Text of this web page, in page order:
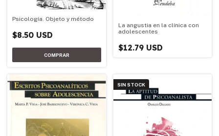
Psicología. Objeto y método
$8.50 USD
La angustia en la clínica con
adolescentes
$12.79 USD
SIN STOCK